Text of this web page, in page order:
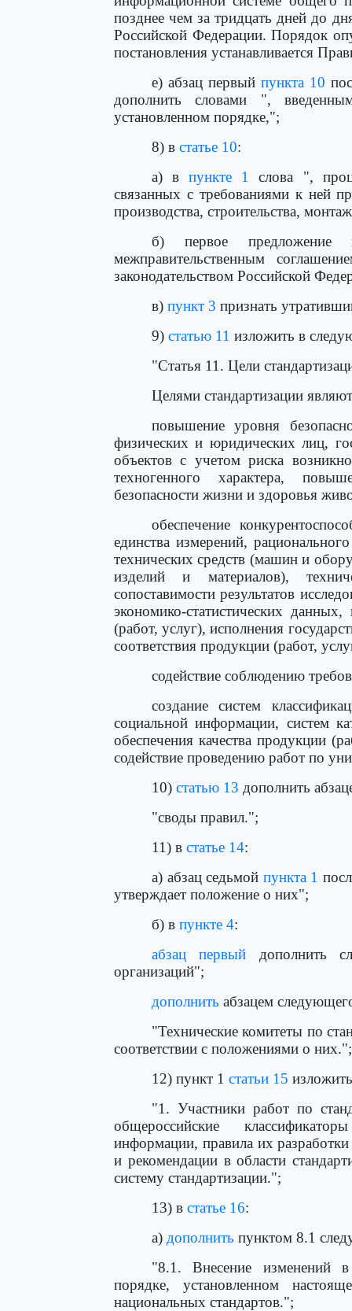
позднее чем за тридцать дней до
Российской Федерации. Порядок
постановления устанавливается
е) абзац первый пункта 10
дополнить словами ",
установленном порядке,";
8) в статье 10:
а) впункте 1
слова ",
связанных с требованиями к ней
производства, строительства,
б) первое предложение
межправительственным
законодательством Российской
в) пункт 3 признать
9) статью 11 изложить в
"Статья 11. Цели
Целями стандартизации
повышение уровня
физических и юридических лиц,
объектов с учетом риска
техногенного характера,
безопасности жизни и здоровья
обеспечение
единства измерений,
технических средств (машин и
изделий и материалов),
сопоставимости результатов
экономико-статистических
(работ, услуг), исполнения
соответствия продукции (работ,
содействие соблюдению
создание систем
социальной информации, систем
обеспечения качества продукции
содействие проведению работ по
10) статью 13 дополнить
"своды правил.";
11) в статье 14:
а) абзац седьмой пункта 1
утверждает положение о них";
б) в пункте 4:
абзац первый дополнить
организаций";
дополнить абзацем
"Технические комитеты по
соответствии с положениями о них.";
12) пункт 1 статьи 15
"1. Участники работ по
общероссийские
информации, правила их
и рекомендации в области
систему стандартизации.";
13) в статье 16:
а) дополнить пунктом 8.1
"8.1. Внесение изменений в
порядке, установленном
национальных стандартов.";